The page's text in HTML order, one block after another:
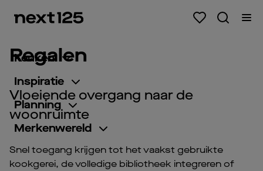
Keuken
Inspiratie
Planning
Merkenwereld
Regalen
Vloeiende overgang naar de
woonruimte
Snel toegang krijgen tot het vaakst gebruikte
kookgerei, de volledige bibliotheek integreren of